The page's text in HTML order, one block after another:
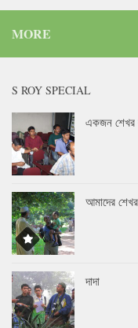
MORE
S ROY SPECIAL
একজন শেখর
আমাদের
দাদা